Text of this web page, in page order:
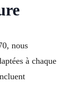
nous
à chaque